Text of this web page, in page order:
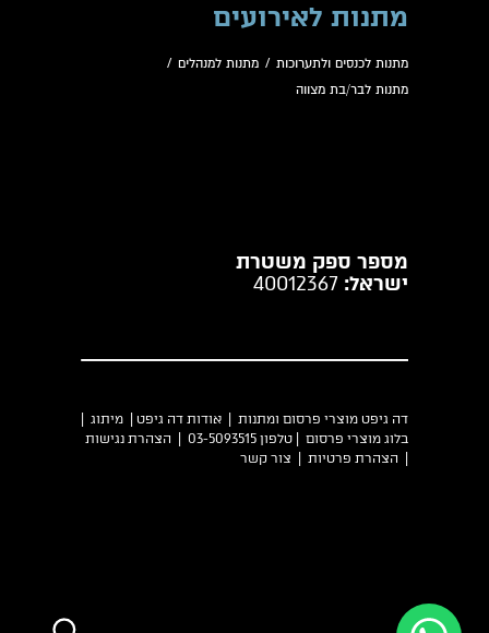
מתנות לאירועים
מתנות לכנסים ולתערוכות / מתנות למנהלים /
מתנות לבר/בת מצווה
מספר ספק משטרת
ישראל:
דה גיפט מוצרי פרסום ומתנות | אודות דה גיפט מיתוג
בלוג מוצרי פרסום | טלפון 03-5093515 |
הצהרת נגישות
הצהרת פרטיות צור קשר